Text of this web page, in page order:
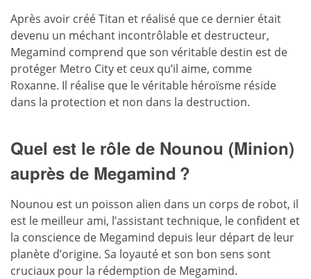
Après avoir créé Titan et réalisé que ce dernier était
devenu un méchant incontrôlable et destructeur,
Megamind comprend que son véritable destin est de
protéger Metro City et ceux qu’il aime, comme
Roxanne. Il réalise que le véritable héroïsme réside
dans la protection et non dans la destruction.
Quel est le rôle de Nounou (Minion)
auprès de Megamind ?
Nounou est un poisson alien dans un corps de robot, il
est le meilleur ami, l’assistant technique, le confident et
la conscience de Megamind depuis leur départ de leur
planète d’origine. Sa loyauté et son bon sens sont
cruciaux pour la rédemption de Megamind.